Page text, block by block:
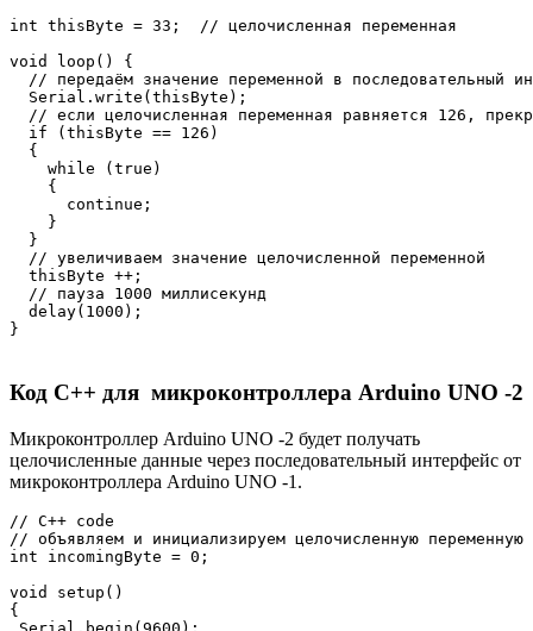
int thisByte = 33;  // целочисленная переменная
void loop() {
// передаём значение переменной в последовательный
  Serial.write(thisByte);
// если целочисленная переменная равняется 126,
  if (thisByte == 126)
  {
    while (true)
    {
      continue;
    }
  }
  // увеличиваем значение целочисленной переменной
  thisByte ++;
  // пауза 1000 миллисекунд
  delay(1000);
}
Код C++ для микроконтроллера Arduino UNO -2
Микроконтроллер Arduino UNO -2 будет получать
целочисленные данные через последовательный интерфейс от
микроконтроллера Arduino UNO -1.
// C++ code
// объявляем и инициализируем целочисленную переменную
int incomingByte = 0;
void setup()
{